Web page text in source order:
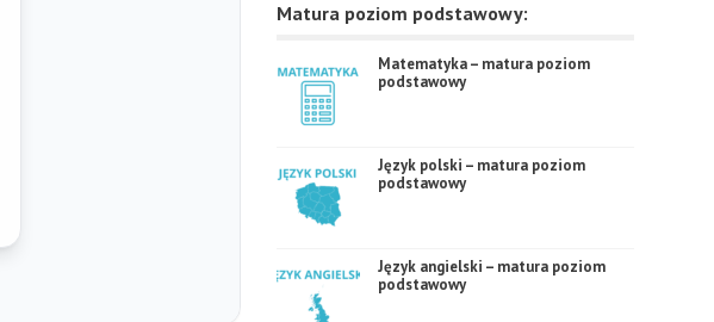
Matura poziom podstawowy:
Matematyka – matura poziom
podstawowy
Język polski – matura poziom
podstawowy
Język angielski – matura poziom
podstawowy